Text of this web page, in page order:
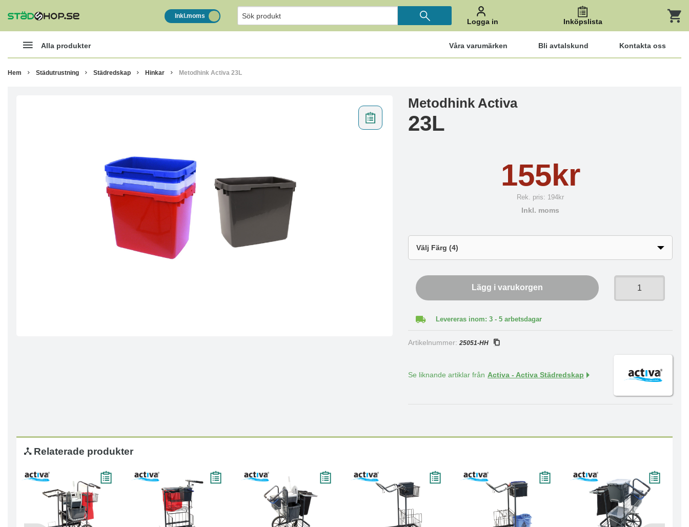
Inkl.moms
Logga in Inköpslista
Alla produkter Våra varumärken Bli avtalskund Kontakta oss
Hem Städutrustning Städredskap Hinkar Metodhink Activa 23L
Metodhink Activa
23L
155kr
Rek. pris: 194kr
Inkl. moms
Lägg i varukorgen
Levereras inom: 3 - 5 arbetsdagar
Artikelnummer:25051-HH
Se liknande artiklar från Activa - Activa Städredskap
Relaterade produkter